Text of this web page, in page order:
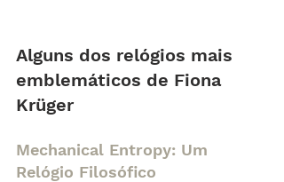
Alguns dos relógios mais
emblemáticos de Fiona
Krüger
Mechanical Entropy: Um
Relógio Filosófico